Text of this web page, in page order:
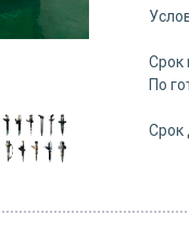
Срок
По
Срок